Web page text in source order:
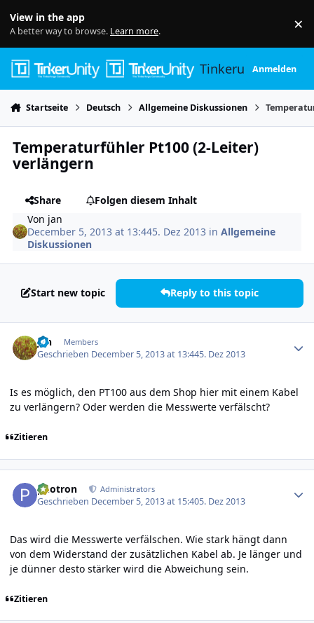
View in the app
A better way to browse. Learn more. ×
TinkerunityAnmelden
Startseite Deutsch Allgemeine Diskussionen
Temperaturfühler Pt100 (2-Leiter)
verlängern
Share
Folgen diesem Inhalt
Von jan
December 5, 2013 at 13:445. Dez 2013 inAllgemeine
Diskussionen
Start new topic Reply to this topic
jan Members
Geschrieben December 5, 2013 at 13:445. Dez 2013
Is es möglich, den PT100 aus dem Shop hier mit einem Kabel
zu verlängern? Oder werden die Messwerte verfälscht?
Zitieren
photron Administrators
Geschrieben December 5, 2013 at 15:405. Dez 2013
Das wird die Messwerte verfälschen. Wie stark hängt dann
von dem Widerstand der zusätzlichen Kabel ab. Je länger und
je dünner desto stärker wird die Abweichung sein.
Zitieren